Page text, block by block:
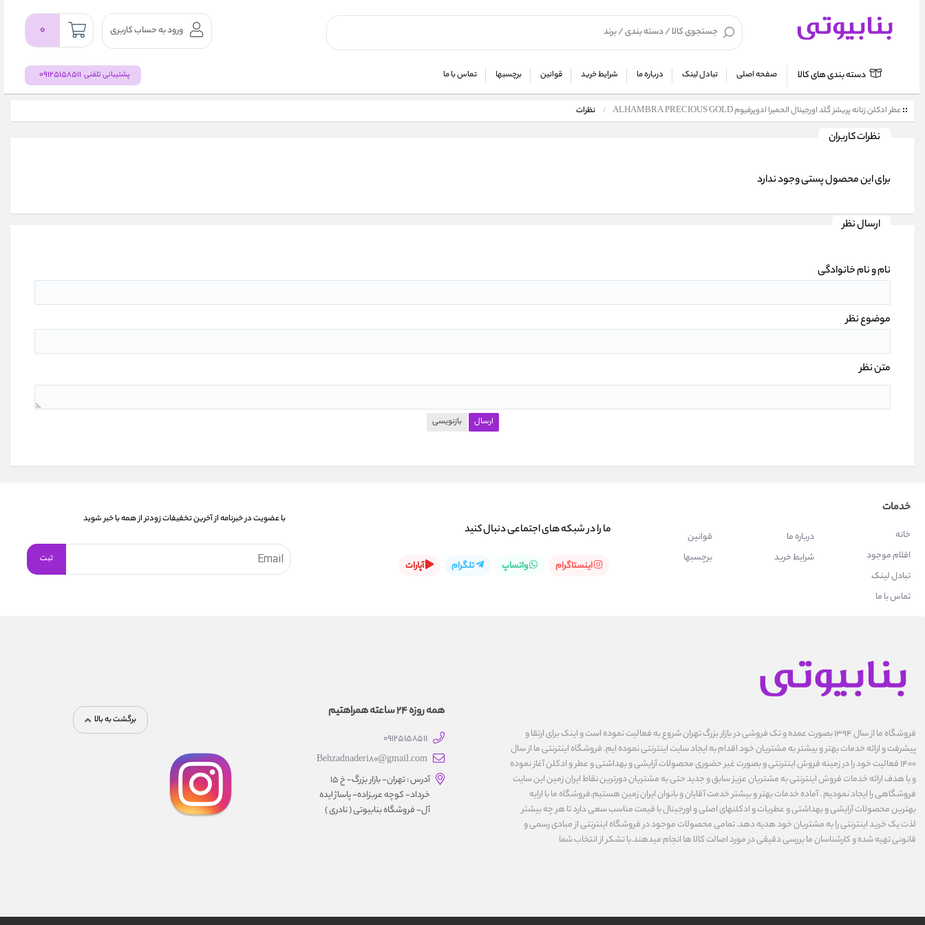
۰ ورود به حساب کاربری
پشتیبانی تلفنی 09125158511 صفحه اصلی تبادل لینک درباره ما شرایط خرید قوانین برچسبها تماس با ما دسته بندی های کالا
عطر ادکلن زنانه پریشز گلد اورجینال الحمبرا ادوپرفیوم ALHAMBRA PRECIOUS GOLD نظرات
نظرات کاربران
برای این محصول پستی وجود ندارد
ارسال نظر
نام و نام خانوادگی
موضوع نظر
متن نظر
خدمات
خانه
اقلام موجود
تبادل لینک
تماس با ما
درباره ما
شرایط خرید
قوانین
برچسبها
ما را در شبكه های اجتماعی دنبال کنید
اینستاگرام واتساپ تلگرام آپارات
با عضویت در خبرنامه از آخرین تخفیفات زودتر از همه با خبر شوید
فروشگاه ما از سال ۱۳۹۴ بصورت عمده و تک فروشی در بازار بزرگ تهران شروع به فعالیت نموده است و اینک برای ارتقا و
پیشرفت و ارائه خدمات بهتر و بیشتر به مشتریان خود اقدام به ایجاد سایت اینترنتی نموده ایم. فروشگاه اینترنتی ما از سال
1400 فعالیت خود را در زمینه فروش اینترنتی و بصورت غیر حضوری محصولات آرایشی و بهداشتی و عطر و ادکلن آغاز نموده
و با هدف ارائه خدمات فروش اینترنتی به مشتریان عزیز سابق و جدید حتی به مشتریان دورترین نقاط ایران زمین این سایت
فروشگاهی را ایجاد نمودیم . آماده خدمات بهتر و بیشتر خدمت آقایان و بانوان ایران زمین هستیم.فروشگاه ما با ارایه
بهترین محصولات آرایشی و بهداشتی و عطریات و ادکلنهای اصلی و اورجینال با قیمت مناسب سعی دارد تا هر چه بیشتر
لذت یک خرید اینترنتی را به مشتریان خود هدیه دهد. تمامی محصولات موجود در فروشگاه اینترنتی از مبادی رسمی و
قانونی تهیه شده و کارشناسان ما بررسی دقیقی در مورد اصالت کالا ها انجام میدهند.با تشکر از انتخاب شما
همه روزه 24 ساعته همراهتیم
09125158511
Behzadnaderi80@gmail.com
آدرس : تهران- بازار بزرگ- خ ۱۵
خرداد- کوچه عربزاده- پاساژ ایده
آل- فروشگاه بنابیوتی ( نادری )
برگشت به بالا